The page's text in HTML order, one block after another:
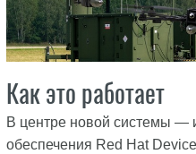
Как это работает
В центре новой системы —
обеспечения Red Hat